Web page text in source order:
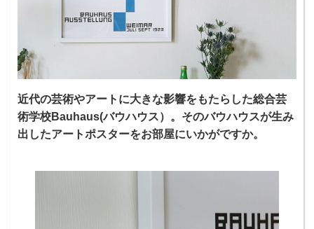
近代の芸術やアートに大きな影響をもたらした総合芸
術学校Bauhaus(バウハウス）。そのバウハウスが生み
出したアートポスターをお部屋にいかがですか。